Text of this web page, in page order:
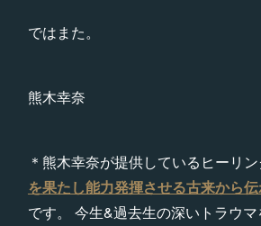
ではまた。
熊木幸奈
＊熊木幸奈が提供しているヒーリ
を果たし能力発揮させる古来から伝
です。 今生&過去生の深いトラウ